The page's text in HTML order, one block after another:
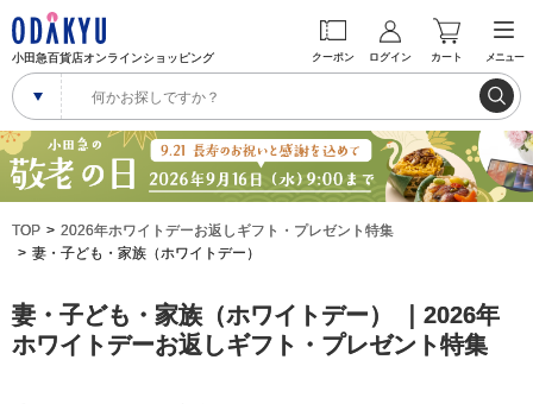
小田急百貨店オンラインショッピング クーポン ログイン カート メニュー
TOP
2026年ホワイトデーお返しギフト・プレゼント特集
妻・子ども・家族（ホワイトデー）
妻・子ども・家族（ホワイトデー） ｜2026年
ホワイトデーお返しギフト・プレゼント特集